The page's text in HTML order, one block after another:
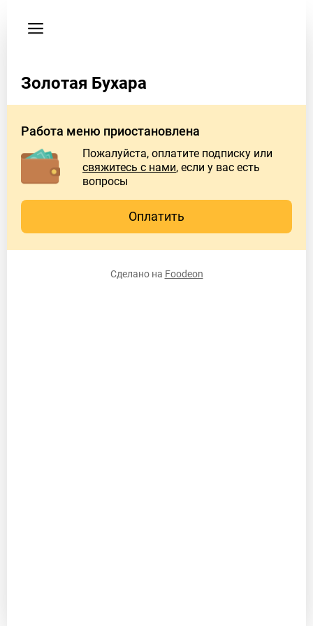
заказы
соглашение
Телефон
89164667724
Золотая Бухара
Работа меню приостановлена
Пожалуйста, оплатите подписку или
свяжитесь с нами, если у вас есть
вопросы
Оплатить
Сделано на Foodeon